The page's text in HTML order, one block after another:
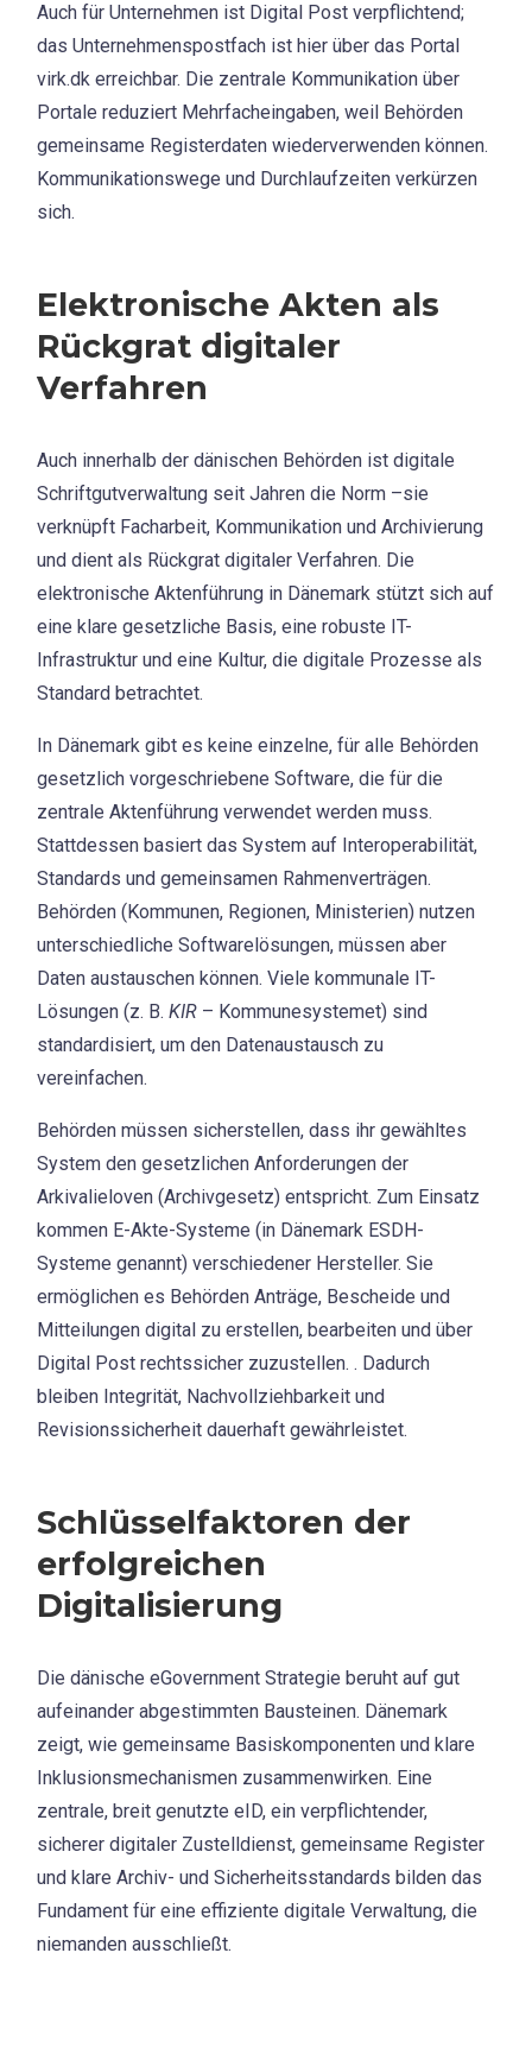
Auch für Unternehmen ist Digital Post verpflichtend;
das Unternehmenspostfach ist hier über das Portal
virk.dk erreichbar. Die zentrale Kommunikation über
Portale reduziert Mehrfacheingaben, weil Behörden
gemeinsame Registerdaten wiederverwenden können.
Kommunikationswege und Durchlaufzeiten verkürzen
sich.
Elektronische Akten als
Rückgrat digitaler
Verfahren
Auch innerhalb der dänischen Behörden ist digitale
Schriftgutverwaltung seit Jahren die Norm –sie
verknüpft Facharbeit, Kommunikation und Archivierung
und dient als Rückgrat digitaler Verfahren. Die
elektronische Aktenführung in Dänemark stützt sich auf
eine klare gesetzliche Basis, eine robuste IT-
Infrastruktur und eine Kultur, die digitale Prozesse als
Standard betrachtet.
In Dänemark gibt es keine einzelne, für alle Behörden
gesetzlich vorgeschriebene Software, die für die
zentrale Aktenführung verwendet werden muss.
Stattdessen basiert das System auf Interoperabilität,
Standards und gemeinsamen Rahmenverträgen.
Behörden (Kommunen, Regionen, Ministerien) nutzen
unterschiedliche Softwarelösungen, müssen aber
Daten austauschen können. Viele kommunale IT-
Lösungen (z. B.KIR – Kommunesystemet) sind
standardisiert, um den Datenaustausch zu
vereinfachen.
Behörden müssen sicherstellen, dass ihr gewähltes
System den gesetzlichen Anforderungen der
Arkivalieloven (Archivgesetz) entspricht. Zum Einsatz
kommen E-Akte-Systeme (in Dänemark ESDH-
Systeme genannt) verschiedener Hersteller. Sie
ermöglichen es Behörden Anträge, Bescheide und
Mitteilungen digital zu erstellen, bearbeiten und über
Digital Post rechtssicher zuzustellen. . Dadurch
bleiben Integrität, Nachvollziehbarkeit und
Revisionssicherheit dauerhaft gewährleistet.
Schlüsselfaktoren der
erfolgreichen
Digitalisierung
Die dänische eGovernment Strategie beruht auf gut
aufeinander abgestimmten Bausteinen. Dänemark
zeigt, wie gemeinsame Basiskomponenten und klare
Inklusionsmechanismen zusammenwirken. Eine
zentrale, breit genutzte eID, ein verpflichtender,
sicherer digitaler Zustelldienst, gemeinsame Register
und klare Archiv- und Sicherheitsstandards bilden das
Fundament für eine effiziente digitale Verwaltung, die
niemanden ausschließt.